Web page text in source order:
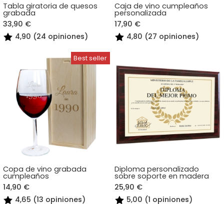
Tabla giratoria de quesos
grabada
33,90 €
4,90 (24 opiniones)
Caja de vino cumpleaños
personalizada
17,90 €
4,80 (27 opiniones)
Copa de vino grabada
cumpleaños
14,90 €
4,65 (13 opiniones)
Diploma personalizado
sobre soporte en madera
25,90 €
5,00 (1 opiniones)